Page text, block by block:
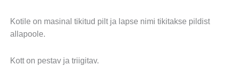
Kotile on masinal tikitud pilt ja lapse nimi tikitakse pildist
allapoole.
Kott on pestav ja triigitav.